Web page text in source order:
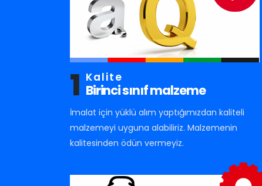
1 Kalite
Birinci sınıf malzeme
İmalat için yüklü alım yaptığımızdan kaliteli
malzemeyi uyguna alabiliriz. Malzemenin
kalitesinden ödün vermeyiz.